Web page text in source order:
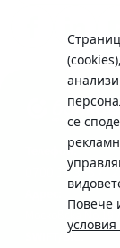
се
Повече
условия
Телефон:
0700 10 375 /
Московска
SWIFT/BIC: